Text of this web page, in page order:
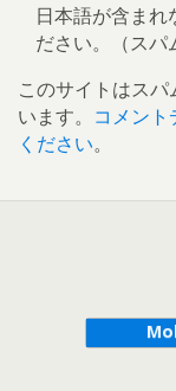
日本語が含まれ
ださい。（スパ
このサイトはス
います。 コメン
ください。